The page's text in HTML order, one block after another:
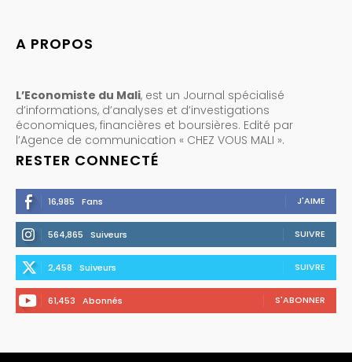
A PROPOS
L’Economiste du Mali, est un Journal spécialisé
d’informations, d’analyses et d’investigations
économiques, financières et boursières. Edité par
l’Agence de communication « CHEZ VOUS MALI ».
RESTER CONNECTÉ
16,985 Fans J'AIME
564,865 Suiveurs SUIVRE
2,458 Suiveurs SUIVRE
61,453 Abonnés S'ABONNER